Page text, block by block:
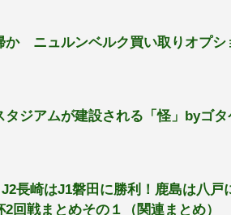
ニュルンベルク買い取りオプシ
ジアムが建設される「怪」byゴタ
長崎はJ1磐田に勝利！鹿島は八戸
回戦まとめその１（関連まとめ）